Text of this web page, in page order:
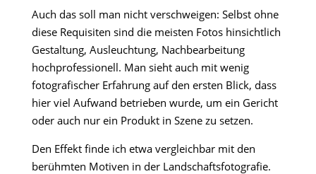
Auch das soll man nicht verschweigen: Selbst ohne
diese Requisiten sind die meisten Fotos hinsichtlich
Gestaltung, Ausleuchtung, Nachbearbeitung
hochprofessionell. Man sieht auch mit wenig
fotografischer Erfahrung auf den ersten Blick, dass
hier viel Aufwand betrieben wurde, um ein Gericht
oder auch nur ein Produkt in Szene zu setzen.
Den Effekt finde ich etwa vergleichbar mit den
berühmten Motiven in der Landschaftsfotografie.